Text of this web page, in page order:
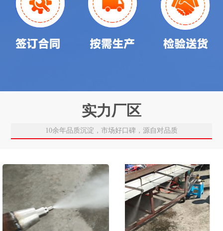
实力厂区
10余年品质沉淀，市场好口碑，源自对品质